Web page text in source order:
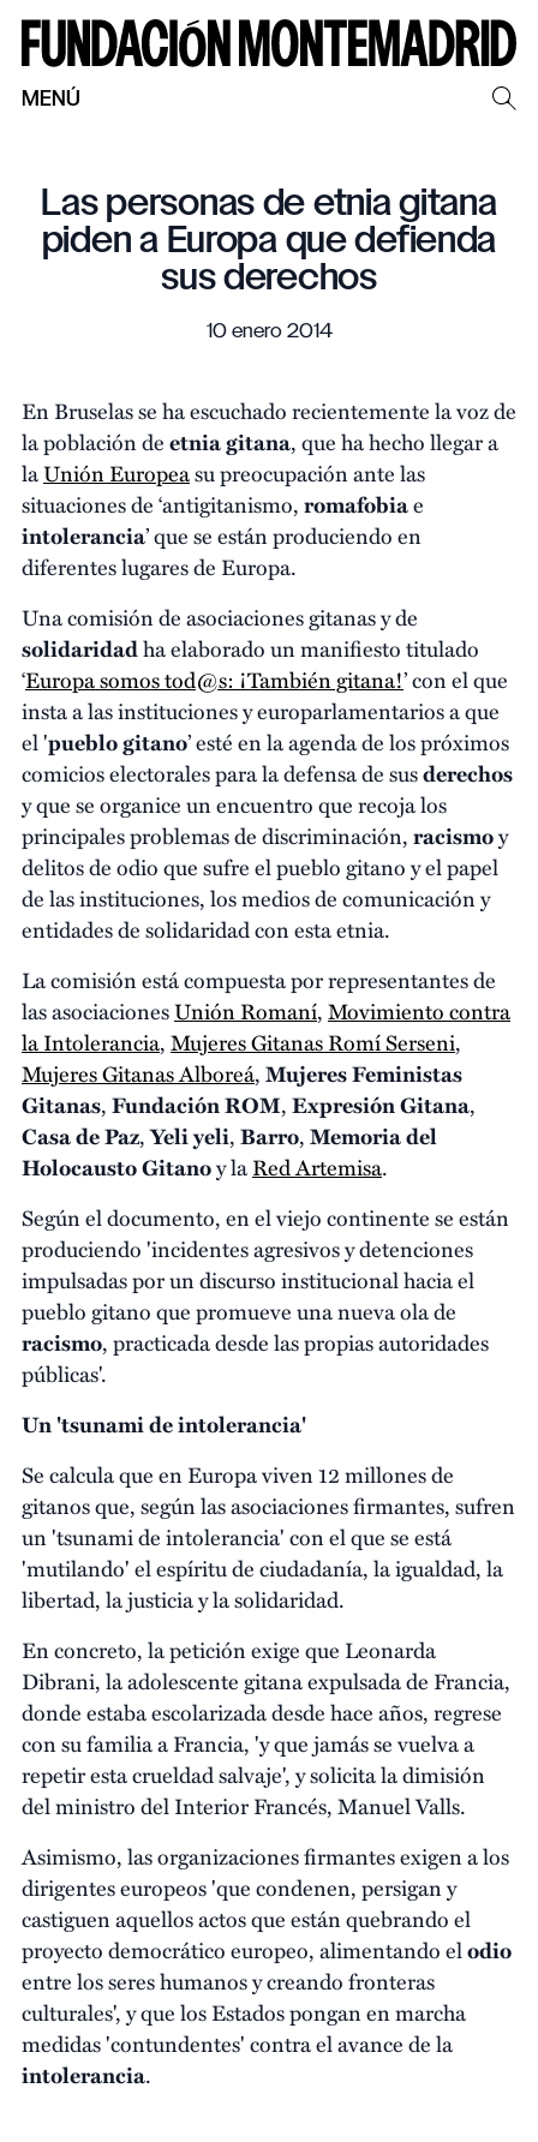
MENÚ
Las personas de etnia gitana
piden a Europa que defienda
sus derechos
10 enero 2014
En Bruselas se ha escuchado recientemente la voz de
la población deetnia gitana, que ha hecho llegar a
laUnión Europeasu preocupación ante las
situaciones de ‘antigitanismo,romafobiae
intolerancia’ que se están produciendo en
diferentes lugares de Europa.
Una comisión de asociaciones gitanas y de
solidaridadha elaborado un manifiesto titulado
‘Europa somos tod@s: ¡También gitana!’ con el que
insta a las instituciones y europarlamentarios a que
el 'pueblo gitano’ esté en la agenda de los próximos
comicios electorales para la defensa de susderechos
y que se organice un encuentro que recoja los
principales problemas de discriminación,racismoy
delitos de odio que sufre el pueblo gitano y el papel
de las instituciones, los medios de comunicación y
entidades de solidaridad con esta etnia.
La comisión está compuesta por representantes de
las asociacionesUnión Romaní,Movimiento contra
la Intolerancia,Mujeres Gitanas Romí Serseni,
Mujeres Gitanas Alboreá,Mujeres Feministas
Gitanas,Fundación ROM,Expresión Gitana,
Casa de Paz,Yeli yeli,Barro,Memoria del
Holocausto Gitanoy laRed Artemisa.
Según el documento, en el viejo continente se están
produciendo 'incidentes agresivos y detenciones
impulsadas por un discurso institucional hacia el
pueblo gitano que promueve una nueva ola de
racismo, practicada desde las propias autoridades
públicas'.
Un 'tsunami de intolerancia'
Se calcula que en Europa viven 12 millones de
gitanos que, según las asociaciones firmantes, sufren
un 'tsunami de intolerancia' con el que se está
'mutilando' el espíritu de ciudadanía, la igualdad, la
libertad, la justicia y la solidaridad.
En concreto, la petición exige que Leonarda
Dibrani, la adolescente gitana expulsada de Francia,
donde estaba escolarizada desde hace años, regrese
con su familia a Francia, 'y que jamás se vuelva a
repetir esta crueldad salvaje', y solicita la dimisión
del ministro del Interior Francés, Manuel Valls.
Asimismo, las organizaciones firmantes exigen a los
dirigentes europeos 'que condenen, persigan y
castiguen aquellos actos que están quebrando el
proyecto democrático europeo, alimentando elodio
entre los seres humanos y creando fronteras
culturales', y que los Estados pongan en marcha
medidas 'contundentes' contra el avance de la
intolerancia.